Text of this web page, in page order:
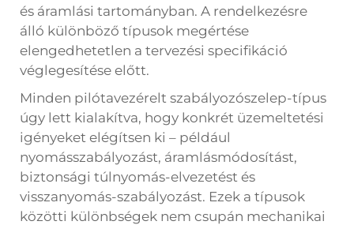
és áramlási tartományban. A rendelkezésre
álló különböző típusok megértése
elengedhetetlen a tervezési specifikáció
véglegesítése előtt.
Minden pilótavezérelt szabályozószelep-típus
úgy lett kialakítva, hogy konkrét üzemeltetési
igényeket elégítsen ki – például
nyomásszabályozást, áramlásmódosítást,
biztonsági túlnyomás-elvezetést és
visszanyomás-szabályozást. Ezek a típusok
közötti különbségek nem csupán mechanikai